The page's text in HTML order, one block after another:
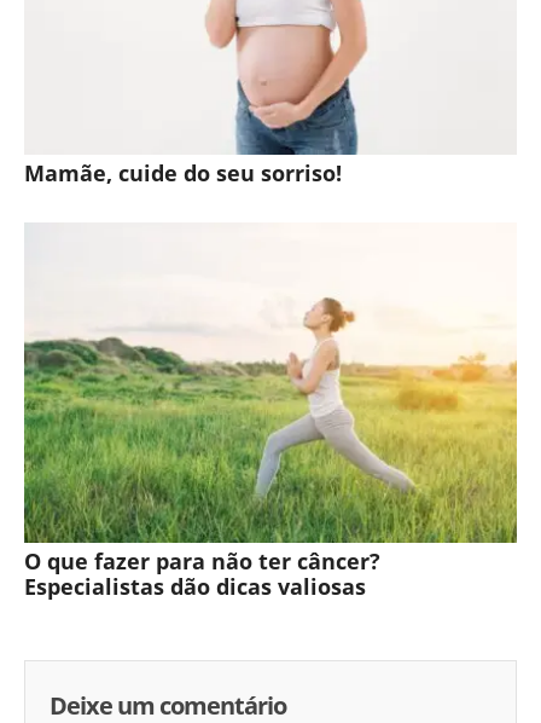
Mamãe, cuide do seu sorriso!
O que fazer para não ter câncer?
Especialistas dão dicas valiosas
Deixe um comentário